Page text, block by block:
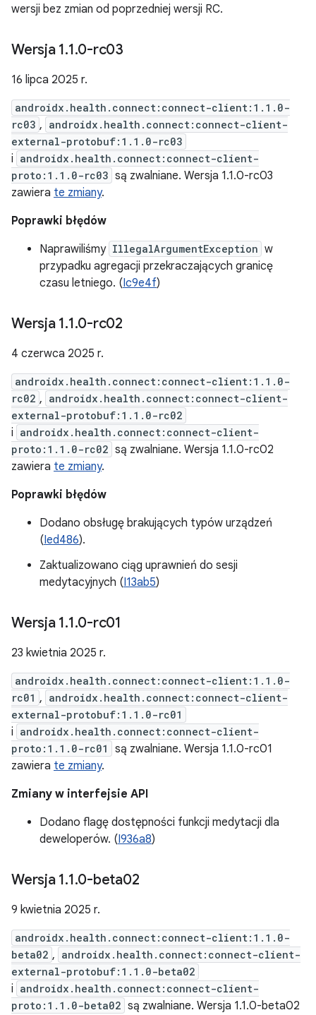
wersji bez zmian od poprzedniej wersji RC.
Wersja 1.1.0-rc03
16 lipca 2025 r.
androidx.health.connect:connect-client:1.1.0-
rc03 , androidx.health.connect:connect-client-
external-protobuf:1.1.0-rc03
i androidx.health.connect:connect-client-
proto:1.1.0-rc03 są zwalniane. Wersja 1.1.0-rc03
zawiera te zmiany.
Poprawki błędów
Naprawiliśmy IllegalArgumentException w
przypadku agregacji przekraczających granicę
czasu letniego. (Ic9e4f)
Wersja 1.1.0-rc02
4 czerwca 2025 r.
androidx.health.connect:connect-client:1.1.0-
rc02 , androidx.health.connect:connect-client-
external-protobuf:1.1.0-rc02
i androidx.health.connect:connect-client-
proto:1.1.0-rc02 są zwalniane. Wersja 1.1.0-rc02
zawiera te zmiany.
Poprawki błędów
Dodano obsługę brakujących typów urządzeń
(Ied486).
Zaktualizowano ciąg uprawnień do sesji
medytacyjnych (I13ab5)
Wersja 1.1.0-rc01
23 kwietnia 2025 r.
androidx.health.connect:connect-client:1.1.0-
rc01 , androidx.health.connect:connect-client-
external-protobuf:1.1.0-rc01
i androidx.health.connect:connect-client-
proto:1.1.0-rc01
są zwalniane. Wersja 1.1.0-rc01
zawiera te zmiany.
Zmiany w interfejsie API
Dodano flagę dostępności funkcji medytacji dla
deweloperów. (I936a8)
Wersja 1.1.0-beta02
9 kwietnia 2025 r.
androidx.health.connect:connect-client:1.1.0-
beta02 , androidx.health.connect:connect-client-
external-protobuf:1.1.0-beta02
i androidx.health.connect:connect-client-
proto:1.1.0-beta02 są zwalniane. Wersja 1.1.0-beta02